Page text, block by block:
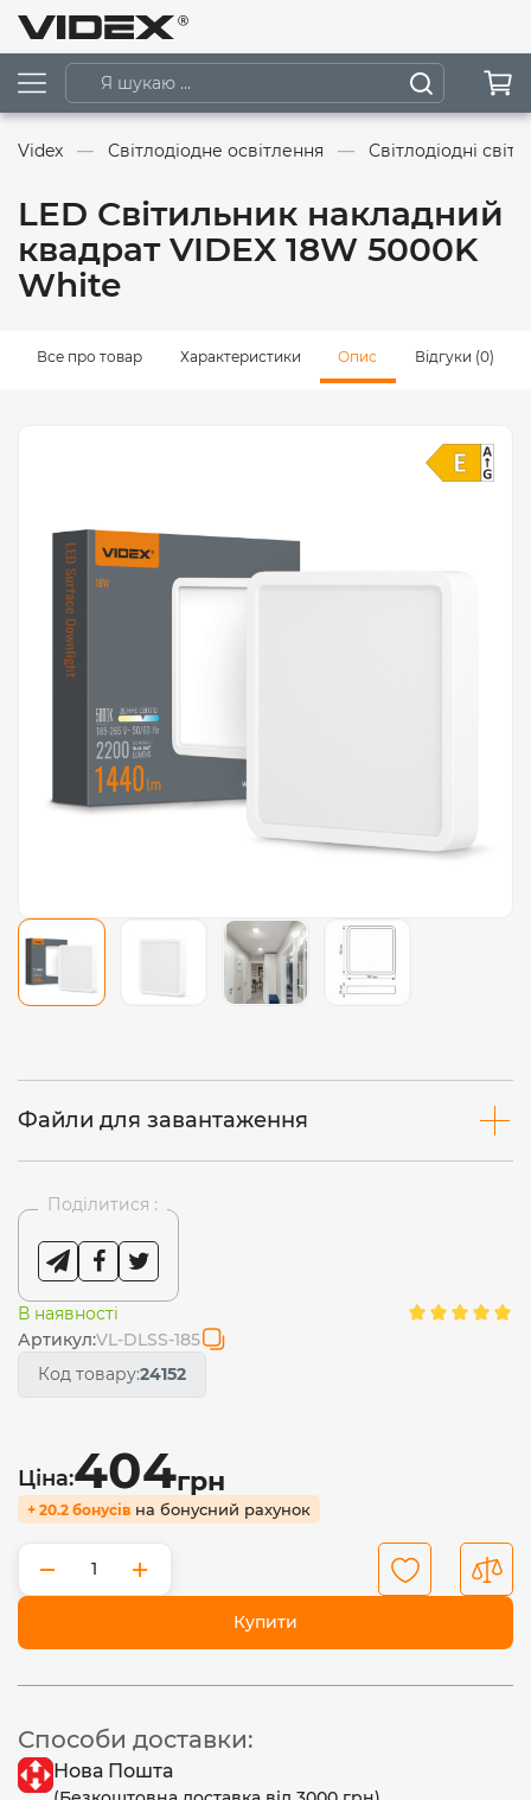
Videx Світлодіодне освітлення Світлодіодні
LED Світильник накладний
квадрат VIDEX 18W 5000K
White
Все про товар Характеристики Опис Відгуки (0)
Файли для завантаження
Поділитися :
В наявності
Артикул:VL-DLSS-185
Код товару:24152
Ціна:404грн
+ 20.2 бонусів на бонусний рахунок
− +
Купити
Способи доставки:
Нова Пошта